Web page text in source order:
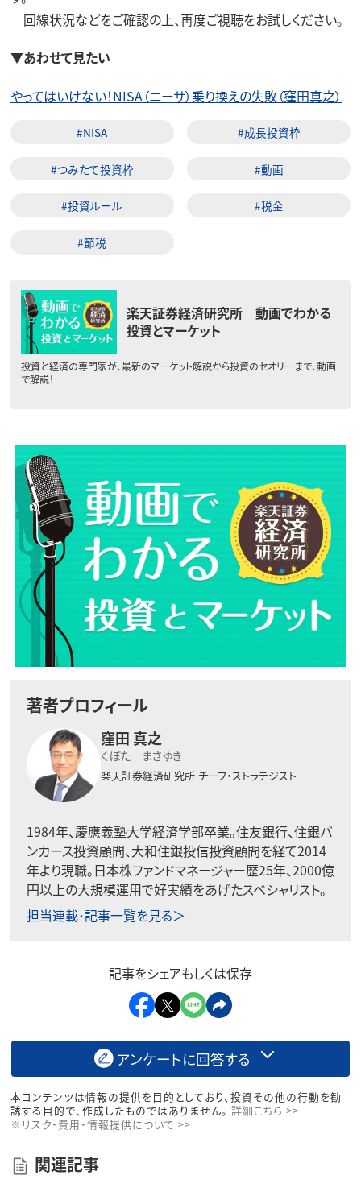
回線状況などをご確認の上、再度ご視聴をお試しください。
▼あわせて見たい
やってはいけない！NISA（ニーサ）乗り換えの失敗（窪田真之）
#NISA #成長投資枠
#つみたて投資枠 #動画
#投資ルール #税金
#節税
楽天証券経済研究所 動画でわかる
投資とマーケット
投資と経済の専門家が、最新のマーケット解説から投資のセオリーまで、動画
で解説！
著者プロフィール
窪田 真之
くぼた まさゆき
楽天証券経済研究所 チーフ・ストラテジスト
1984年、慶應義塾大学経済学部卒業。住友銀行、住銀バ
ンカース投資顧問、大和住銀投信投資顧問を経て2014
年より現職。日本株ファンドマネージャー歴25年、2000億
円以上の大規模運用で好実績をあげたスペシャリスト。
担当連載･記事一覧を見る＞
記事をシェアもしくは保存
アンケートに回答する
本コンテンツは情報の提供を目的としており、投資その他の行動を勧
誘する目的で、作成したものではありません。 詳細こちら >>
※リスク・費用・情報提供について >>
関連記事